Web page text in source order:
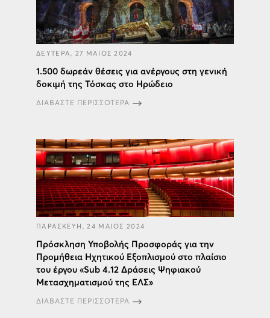
ΔΕΥΤΕΡΑ, 27 ΜΑΙΟΣ 2024
1.500 δωρεάν θέσεις για ανέργους στη γενική
δοκιμή της Τόσκας στο Ηρώδειο
ΔΙΑΒΑΣΤΕ ΠΕΡΙΣΣΟΤΕΡΑ
ΠΑΡΑΣΚΕΥΗ, 24 ΜΑΙΟΣ 2024
Πρόσκληση Υποβολής Προσφοράς για την
Προμήθεια Ηχητικού Εξοπλισμού στο πλαίσιο
του έργου «Sub 4.12 Δράσεις Ψηφιακού
Μετασχηματισμού της ΕΛΣ»
ΔΙΑΒΑΣΤΕ ΠΕΡΙΣΣΟΤΕΡΑ